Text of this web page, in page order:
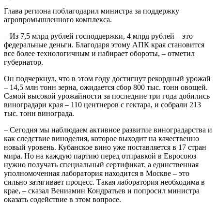
Глава региона поблагодарил министра за поддержку
агропромышленного комплекса.
– Из 7,5 млрд рублей господдержки, 4 млрд рублей – это
федеральные деньги. Благодаря этому АПК края становится
все более технологичным и набирает обороты, – отметил
губернатор.
Он подчеркнул, что в этом году достигнут рекордный урожай
– 14,5 млн тонн зерна, ожидается сбор 800 тыс. тонн овощей.
Самой высокой урожайности за последние три года добились
виноградари края – 110 центнеров с гектара, и собрали 213
тыс. тонн винограда.
– Сегодня мы наблюдаем активное развитие виноградарства и
как следствие виноделия, которое выходит на качественно
новый уровень. Кубанское вино уже поставляется в 17 стран
мира. Но на каждую партию перед отправкой в Евросоюз
нужно получать специальный сертификат, а единственная
уполномоченная лаборатория находится в Москве – это
сильно затягивает процесс. Такая лаборатория необходима в
крае, – сказал Вениамин Кондратьев и попросил министра
оказать содействие в этом вопросе.